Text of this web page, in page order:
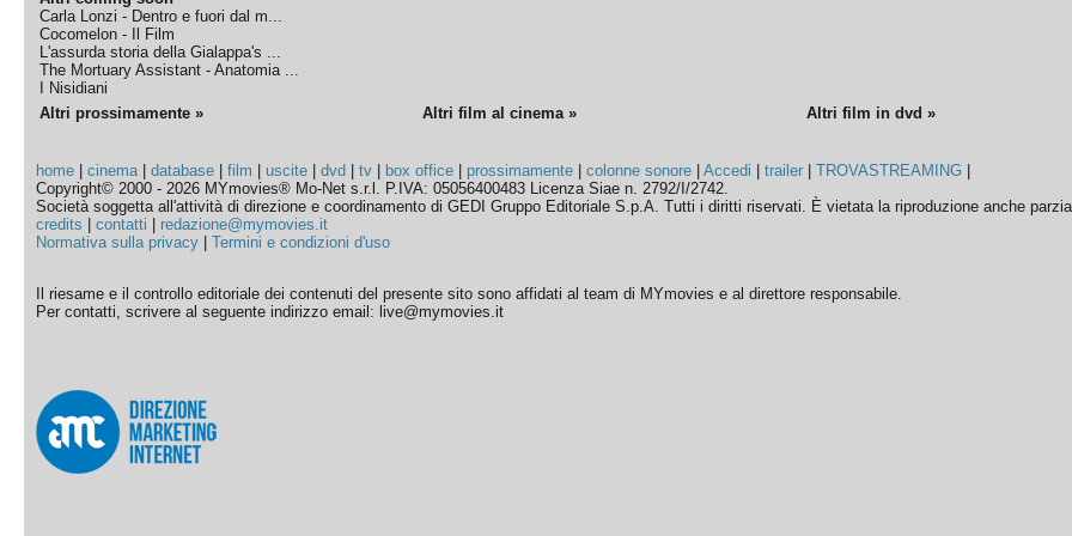
Carla Lonzi - Dentro e fuori dal m...
Cocomelon - Il Film
L'assurda storia della Gialappa's ...
The Mortuary Assistant - Anatomia ...
I Nisidiani
Altri prossimamente » Altri film al cinema » Altri film in dvd »
home |cinema|database |film |uscite |dvd |tv box office prossimamente |colonne sonore |Accedi |trailer |TROVASTREAMING
Copyright© 2000 - 2026 MYmovies® Mo-Net s.r.l. P.IVA: 05056400483 Licenza Siae n. 2792/I/2742.
Società soggetta all'attività di direzione e coordinamento di GEDI Gruppo Editoriale S.p.A. Tutti i diritti riservati. È vietata la riproduzione anche
credits |contatti
redazione@mymovies.it
Normativa sulla privacy |Termini e condizioni d'uso
Il riesame e il controllo editoriale dei contenuti del presente sito sono affidati al team di MYmovies e al direttore responsabile.
Per contatti, scrivere al seguente indirizzo email: live@mymovies.it